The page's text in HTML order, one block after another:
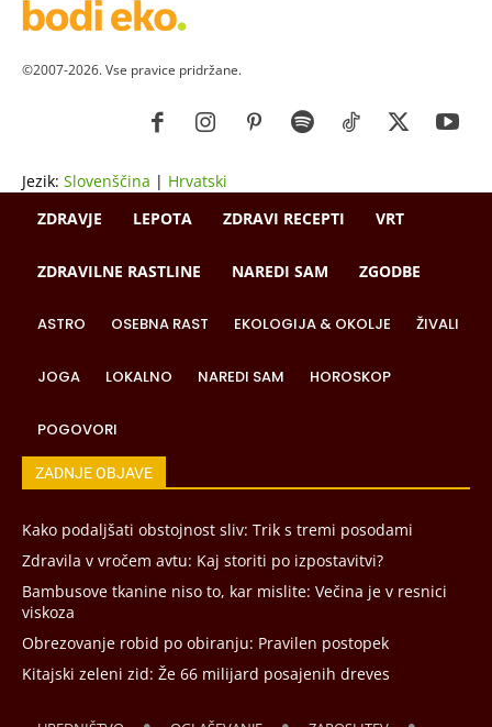
©2007-2026. Vse pravice pridržane.
Jezik: Slovenščina | Hrvatski
ZDRAVJE
LEPOTA ZDRAVI RECEPTI VRT
ZDRAVILNE RASTLINE NAREDI SAM ZGODBE
ASTRO OSEBNA RAST EKOLOGIJA & OKOLJE ŽIVALI
JOGA LOKALNO NAREDI SAM HOROSKOP
POGOVORI
ZADNJE OBJAVE
Kako podaljšati obstojnost sliv: Trik s tremi posodami
Zdravila v vročem avtu: Kaj storiti po izpostavitvi?
Bambusove tkanine niso to, kar mislite: Večina je v resnici
viskoza
Obrezovanje robid po obiranju: Pravilen postopek
Kitajski zeleni zid: Že 66 milijard posajenih dreves